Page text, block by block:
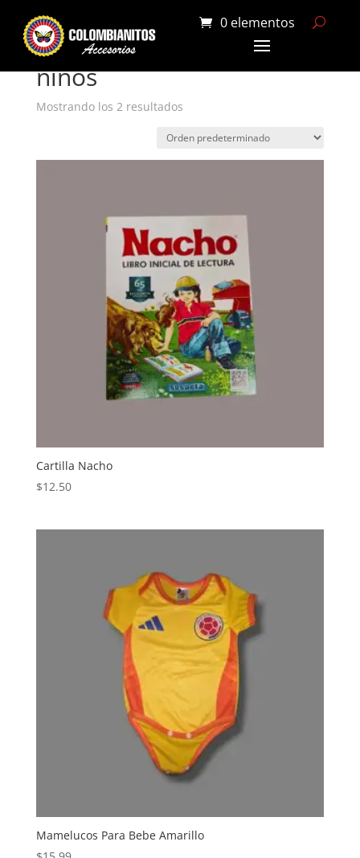
0 elementos
Portada »niños
niños
Mostrando los 2 resultados
Cartilla Nacho
$12.50
Mamelucos Para Bebe Amarillo